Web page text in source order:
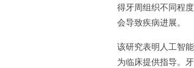
得牙周组织不同程
会导致疾病进展。
该研究表明人工智
为临床提供指导。